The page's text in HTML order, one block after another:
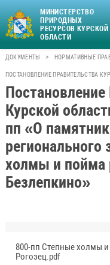
МИНИСТЕРСТВО
ПРИРОДНЫХ
РЕСУРСОВ КУРСКОЙ
ОБЛАСТИ
ДОКУМЕНТЫ > НОРМАТИВНЫЕ
ПОСТАНОВЛЕНИЕ ПРАВИТЕЛЬСТВА
Постановление
Курской
пп «О
холмы и пойма
Безлепкино»
800-пп Степные холмы
Рогозец.pdf